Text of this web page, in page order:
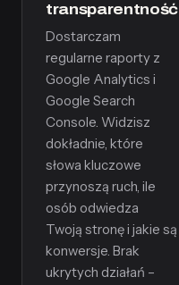
transparentność
Dostarczam
regularne raporty z
Google Analytics i
Google Search
Console. Widzisz
dokładnie, które
słowa kluczowe
przynoszą ruch, ile
osób odwiedza
Twoją stronę i jakie są
konwersje. Brak
ukrytych działań –